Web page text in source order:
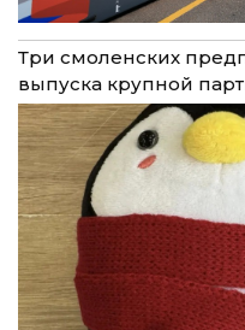
Три смоленских
выпуска крупной